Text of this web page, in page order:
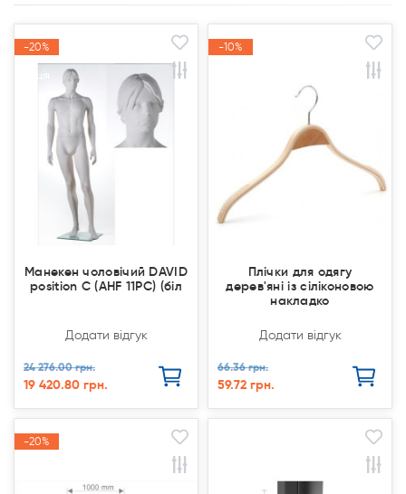
-20%
Акція
-20%
Акція
Манекен чоловічий DAVID
position C (AHF 11PC) (біл
Додати відгук
24 276.00 грн.
19 420.80 грн.
-10%
-10%
Плічки для одягу
дерев'яні із сіліконовою
накладко
Додати відгук
66.36 грн.
59.72 грн.
-20%
-20%